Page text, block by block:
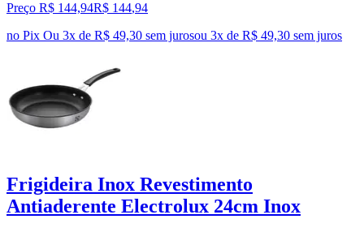
Preço R$ 144,94R$ 144,94
no Pix Ou 3x de R$ 49,30 sem jurosou 3x de R$ 49,30 sem juros
Frigideira Inox Revestimento
Antiaderente Electrolux 24cm Inox